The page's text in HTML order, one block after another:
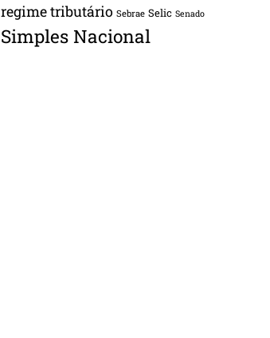
regime tributário Sebrae Selic Senado
Simples Nacional